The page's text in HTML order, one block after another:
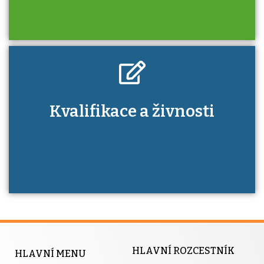
Kdo je to autorizovaná osoba a jaké výhody
má získání autorizace?
Kvalifikace a živnosti
HLAVNÍ MENU HLAVNÍ ROZCESTNÍK